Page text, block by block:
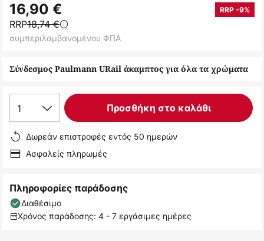
στην
αρχή
της
εικόνων
Σύνδεσμος Paulmann URail άκαμπτος για όλα τα χρώματα
16,90 € RRP -9%
RRP18,74 €
συμπεριλαμβανομένου ΦΠΑ
1 Προσθήκη στο καλάθι
Δωρεάν επιστροφές εντός 50 ημερών
Ασφαλείς πληρωμές
Πληροφορίες παράδοσης
Διαθέσιμο
Χρόνος παράδοσης: 4 - 7 εργάσιμες ημέρες